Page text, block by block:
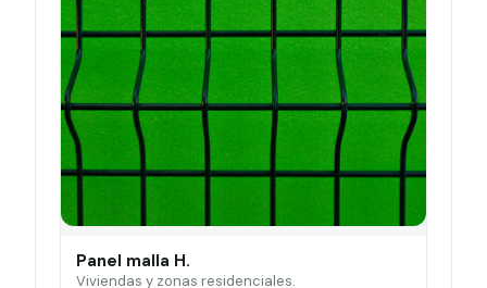
Panel malla H.
Viviendas y zonas residenciales.